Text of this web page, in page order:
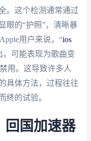
。这个检测通常通过
眼的“护照”，清晰暴
用户来说，“ios
，可能表现为歌曲变
用。这导致许多人
具体方法，过程往往
终的试验。
回国加速器